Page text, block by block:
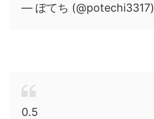
— ぽてち (@potechi3317)
0.5